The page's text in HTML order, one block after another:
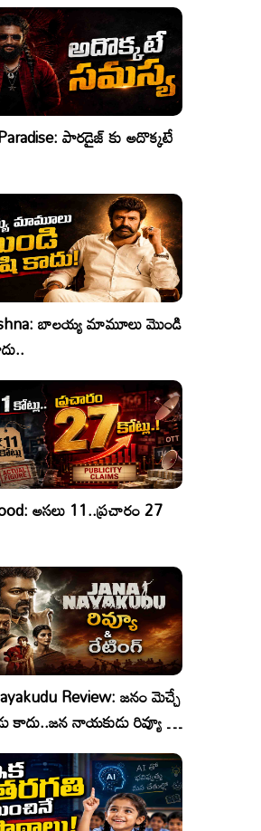
పారడైజ్ కు అదొక్కటే
బాలయ్య మామూలు మొండి
అసలు 11..ప్రచారం 27
Review: జనం మెచ్చే
కాదు..జన నాయకుడు రివ్యూ &